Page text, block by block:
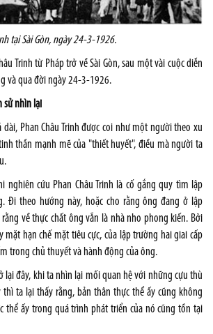
tại Sài Gòn, ngày 24-3-1926.
Trinh từ Pháp trở về Sài Gòn, sau một vài cuộc diễn
và qua đời ngày 24-3-1926.
sử nhìn lại
Phan Châu Trinh được coi như một người theo xu
thần mạnh mẽ của "thiết huyết", điều mà người ta
nghiên cứu Phan Châu Trinh là cố gắng quy tìm lập
Đi theo hướng này, hoặc cho rằng ông đang ở lập
về thực chất ông vẫn là nhà nho phong kiến. Bởi
mặt hạn chế mặt tiêu cực, của lập trường hai giai cấp
trong chủ thuyết và hành động của ông.
lại đây, khi ta nhìn lại mối quan hệ với những cựu thù
thì ta lại thấy rằng, bản thân thực thể ấy cũng không
thể ấy trong quá trình phát triển của nó cũng tồn tại